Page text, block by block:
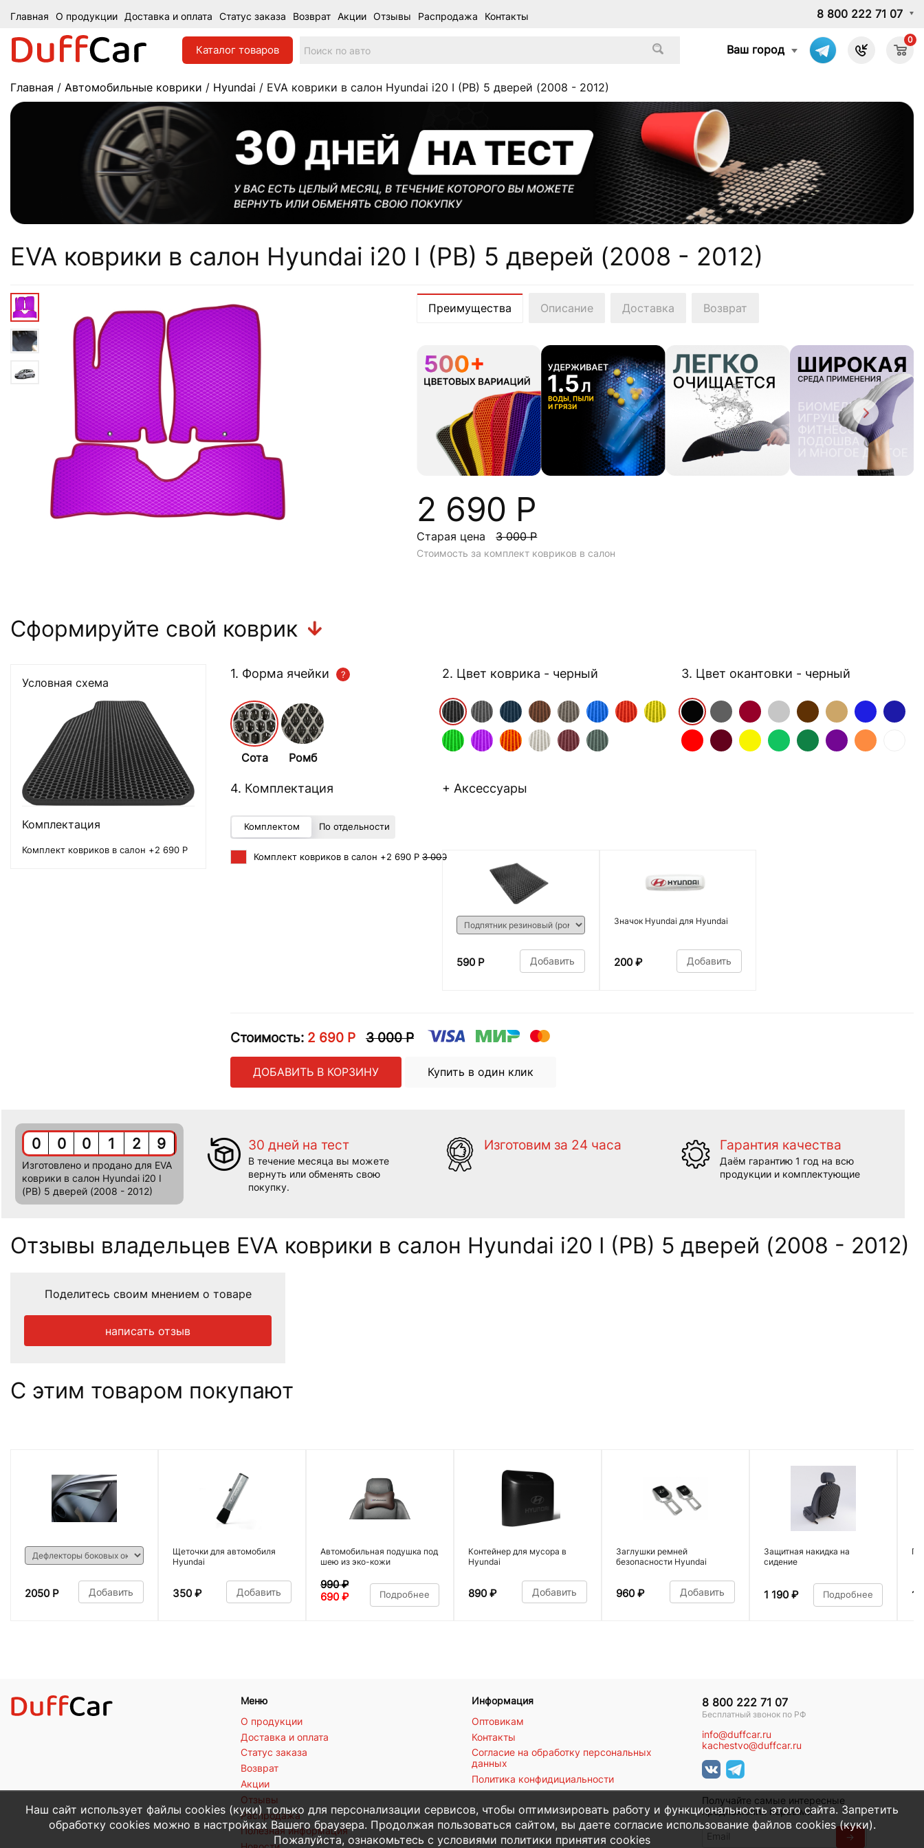
Главная О продукции Доставка и оплата Статус заказа Возврат Акции Отзывы Распродажа Контакты 8 800 222 71 07
Каталог товаров Ваш город
0
Главная / Автомобильные коврики / Hyundai / EVA коврики в салон Hyundai i20 I (PB) 5 дверей (2008 - 2012)
EVA коврики в салон Hyundai i20 I (PB) 5 дверей (2008 - 2012)
Преимущества Описание Доставка Возврат
2 690 Р
Старая цена 3 000 Р
Стоимость за комплект ковриков в салон
Сформируйте свой коврик
1. Форма ячейки
Сота Ромб
2. Цвет коврика - черный 3. Цвет окантовки - черный
4. Комплектация
Комплектом По отдельности
Комплект ковриков в салон +2 690 Р 3 000
+ Аксессуары
590 Р Добавить
Значок Hyundai для Hyundai
200 ₽ Добавить
Стоимость: 2 690 Р 3 000 Р
ДОБАВИТЬ В КОРЗИНУ Купить в один клик
Условная схема
Комплектация
Комплект ковриков в салон +2 690 Р
0 0 0 1 2 9
Изготовлено и продано для EVA
коврики в салон Hyundai i20 I
(PB) 5 дверей (2008 - 2012)
30 дней на тест
В течение месяца вы можете
вернуть или обменять свою
покупку.
Изготовим за 24 часа Гарантия качества
Даём гарантию 1 год на всю
продукции и комплектующие
Отзывы владельцев EVA коврики в салон Hyundai i20 I (PB) 5 дверей (2008 - 2012)
Поделитесь своим мнением о товаре
написать отзыв
С этим товаром покупают
2050 Р Добавить
Щеточки для автомобиля
Hyundai
350 ₽ Добавить
Автомобильная подушка под
шею из эко-кожи
990₽
690 ₽ Подробнее
Контейнер для мусора в
Hyundai
890 ₽ Добавить
Заглушки ремней
безопасности Hyundai
960 ₽ Добавить
Защитная накидка на
сидение
1 190 ₽ Подробнее 1
Меню
О продукции
Доставка и оплата
Статус заказа
Возврат
Акции
Отзывы
Распродажа
Полезная информация
Информация
Оптовикам
Контакты
Согласие на обработку персональных
данных
Политика конфидициальности
8 800 222 71 07
Бесплатный звонок по РФ
info@duffcar.ru
kachestvo@duffcar.ru
Получайте самые интересные
предложения первыми
→
Наш сайт использует файлы cookies (куки) только для персонализации сервисов, чтобы оптимизировать работу и функциональность этого сайта. Запретить
обработку cookies можно в настройках Вашего браузера. Продолжая пользоваться сайтом, вы даете согласие использование файлов cookies (куки).
Пожалуйста, ознакомьтесь с условиями политики принятия сookies